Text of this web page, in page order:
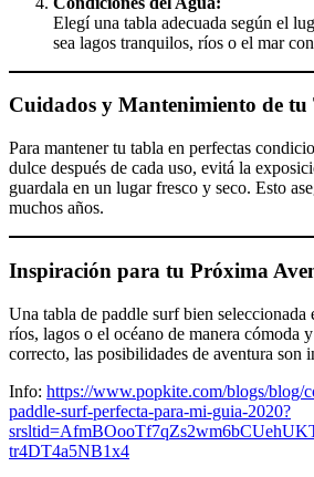
Elegí una tabla adecuada según el
sea lagos tranquilos, ríos o el mar
Cuidados y Mantenimiento de tu
Para mantener tu tabla en perfectas
dulce después de cada uso, evitá la
guardala en un lugar fresco y seco. Esto
muchos años.
Inspiración para tu Próxima
Una tabla de paddle surf bien seleccionada
ríos, lagos o el océano de manera cómoda
correcto, las posibilidades de aventura son
Info: https://www.popkite.com/blogs/blog/
paddle-surf-perfecta-para-mi-guia-2020?
tr4DT4a5NB1x4